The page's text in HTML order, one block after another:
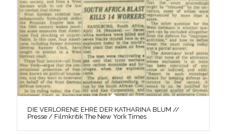
DIE VERLORENE EHRE DER KATHARINA BLUM //
Presse / Filmkritik The New York Times